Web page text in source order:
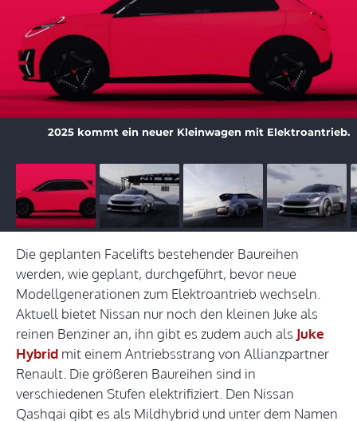
2025 kommt ein neuer Kleinwagen mit Elektroantrieb.
Die geplanten Facelifts bestehender Baureihen
werden, wie geplant, durchgeführt, bevor neue
Modellgenerationen zum Elektroantrieb wechseln.
Aktuell bietet Nissan nur noch den kleinen Juke als
reinen Benziner an, ihn gibt es zudem auch als Juke
Hybrid mit einem Antriebsstrang von Allianzpartner
Renault. Die größeren Baureihen sind in
verschiedenen Stufen elektrifiziert. Den Nissan
Qashqai gibt es als Mildhybrid und unter dem Namen